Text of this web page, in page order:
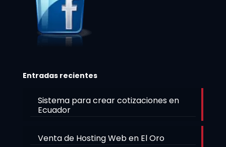
Entradas recientes
Sistema para crear cotizaciones en
Ecuador
Venta de Hosting Web en El Oro